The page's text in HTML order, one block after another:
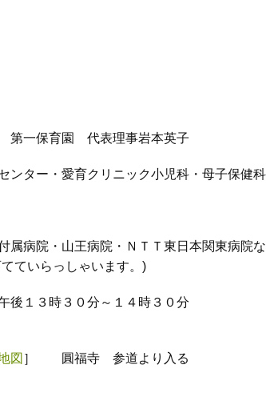
第一保育園 代表理事岩本英子
ター・愛育クリニック小児科・母子保健
・山王病院・ＮＴＴ東日本関東病院な
いらっしゃいます。)
１３時３０分～１４時３０分
図 ］ 圓福寺 参道より入る